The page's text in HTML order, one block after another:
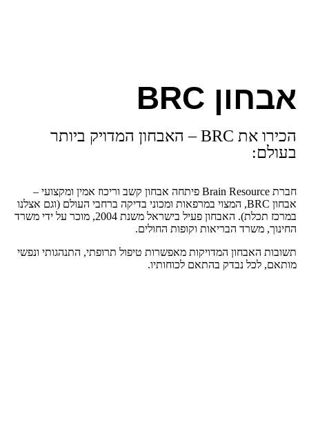
אבחון BRC
הכירו את BRC – האבחון המדויק ביותר
בעולם:
חברת Brain Resource פיתחה אבחון קשב וריכוז אמין ומקצועי –
אבחון BRC, המצוי במרפאות ומכוני בדיקה ברחבי העולם (וגם אצלנו
במרכז תכלת). האבחון פעיל בישראל משנת 2004, מוכר על ידי משרד
החינוך, משרד הבריאות וקופות החולים.
תשובות האבחון המדויקות מאפשרות טיפול תרופתי, התנהגותי ונפשי
מותאם, לכל נבדק בהתאם לכוחותיו.